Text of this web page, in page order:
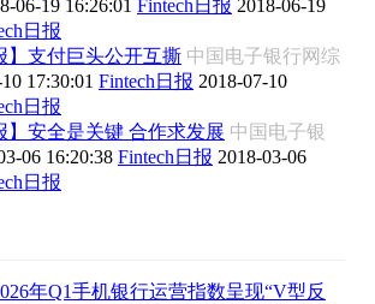
06-19 16:26:01 Fintech日报 2018-06-19
日报
】支付巨头公开互撕 中国电子银行网综
17:30:01 Fintech日报 2018-07-10
日报
】安全是关键 合作求发展 中国电子银
06 16:20:38 Fintech日报 2018-03-06
日报
年Q1手机银行运营指数呈现“V型反